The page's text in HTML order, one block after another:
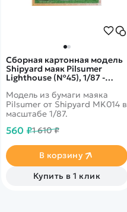
Сборная картонная модель
Shipyard маяк Pilsumer
Lighthouse (№45), 1/87 -
Модель из бумаги маяка
Pilsumer от Shipyard MK014 в
масштабе 1/87.
560 ₽1 610 ₽
В корзину
Купить в 1 клик